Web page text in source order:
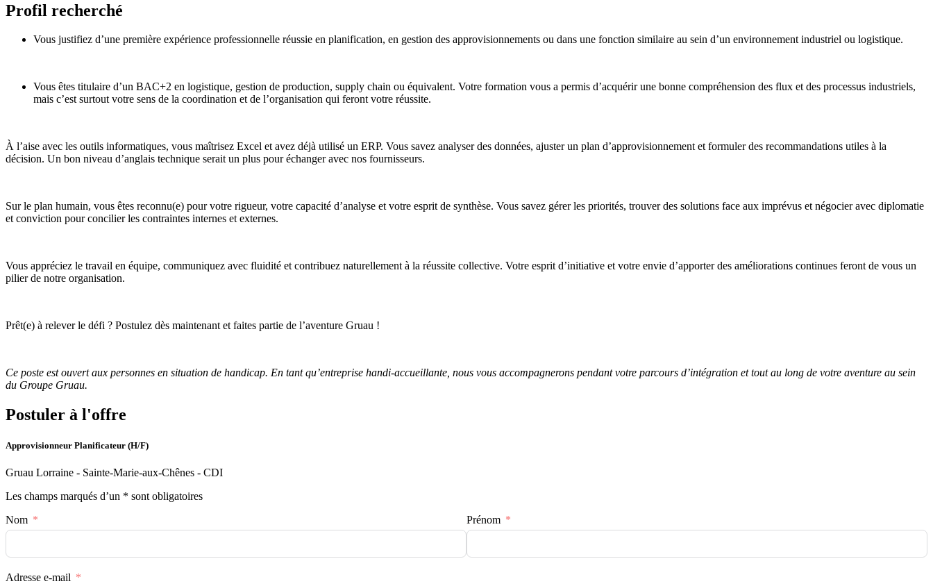
Profil recherché
Vous justifiez d’une première expérience professionnelle réussie en planification, en gestion des approvisionnements ou dans une fonction similaire au sein d’un environnement industriel ou logistique.
Vous êtes titulaire d’un BAC+2 en logistique, gestion de production, supply chain ou équivalent. Votre formation vous a permis d’acquérir une bonne compréhension des flux et des processus industriels,
mais c’est surtout votre sens de la coordination et de l’organisation qui feront votre réussite.
À l’aise avec les outils informatiques, vous maîtrisez Excel et avez déjà utilisé un ERP. Vous savez analyser des données, ajuster un plan d’approvisionnement et formuler des recommandations utiles à la
décision. Un bon niveau d’anglais technique serait un plus pour échanger avec nos fournisseurs.
Sur le plan humain, vous êtes reconnu(e) pour votre rigueur, votre capacité d’analyse et votre esprit de synthèse. Vous savez gérer les priorités, trouver des solutions face aux imprévus et négocier avec diplomatie
et conviction pour concilier les contraintes internes et externes.
Vous appréciez le travail en équipe, communiquez avec fluidité et contribuez naturellement à la réussite collective. Votre esprit d’initiative et votre envie d’apporter des améliorations continues feront de vous un
pilier de notre organisation.
Prêt(e) à relever le défi ? Postulez dès maintenant et faites partie de l’aventure Gruau !
Ce poste est ouvert aux personnes en situation de handicap. En tant qu’entreprise handi-accueillante, nous vous accompagnerons pendant votre parcours d’intégration et tout au long de votre aventure au sein
du Groupe Gruau.
Postuler à l'offre
Approvisionneur Planificateur (H/F)
Gruau Lorraine - Sainte-Marie-aux-Chênes - CDI
Les champs marqués d’un * sont obligatoires
Nom
Prénom
Adresse e-mail